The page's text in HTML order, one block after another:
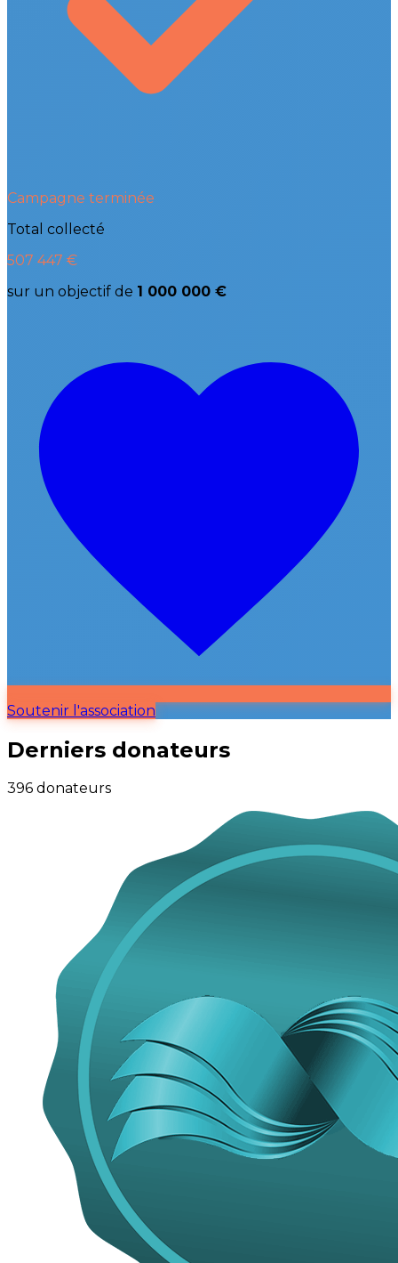
Campagne terminée
Total collecté
507 447 €
sur un objectif de 1 000 000 €
Soutenir l'association
Derniers donateurs
396 donateurs